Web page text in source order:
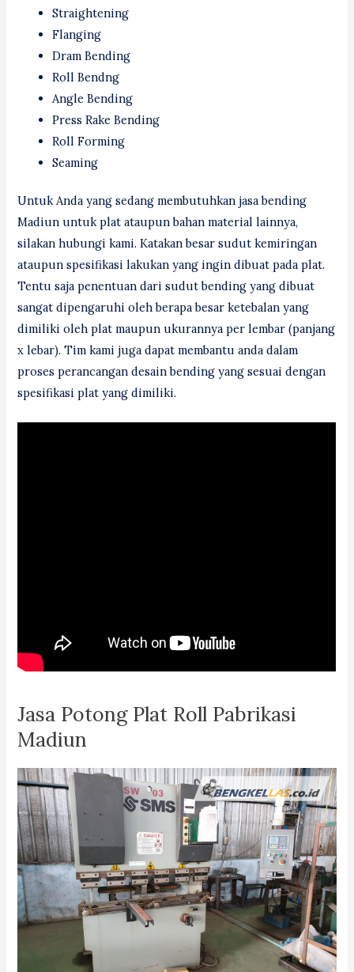
Straightening
Flanging
Dram Bending
Roll Bendng
Angle Bending
Press Rake Bending
Roll Forming
Seaming
Untuk Anda yang sedang membutuhkan jasa bending
Madiun untuk plat ataupun bahan material lainnya,
silakan hubungi kami. Katakan besar sudut kemiringan
ataupun spesifikasi lakukan yang ingin dibuat pada plat.
Tentu saja penentuan dari sudut bending yang dibuat
sangat dipengaruhi oleh berapa besar ketebalan yang
dimiliki oleh plat maupun ukurannya per lembar (panjang
x lebar). Tim kami juga dapat membantu anda dalam
proses perancangan desain bending yang sesuai dengan
spesifikasi plat yang dimiliki.
Jasa Potong Plat Roll Pabrikasi
Madiun